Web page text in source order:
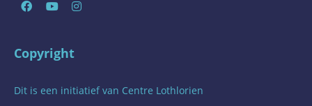
Copyright
Dit is een initiatief van Centre Lothlorien